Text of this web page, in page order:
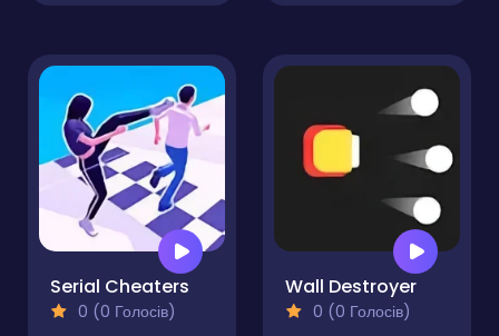
Serial Cheaters
0 (0 Голосів)
Wall Destroyer
0 (0 Голосів)